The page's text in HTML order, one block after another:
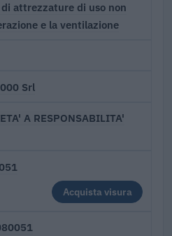
attrezzature di uso non
e la ventilazione
Srl
A RESPONSABILITA'
Acquista visura